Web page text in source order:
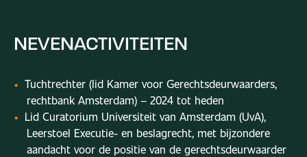
NEVENACTIVITEITEN
Tuchtrechter (lid Kamer voor Gerechtsdeurwaarders,
rechtbank Amsterdam) – 2024 tot heden
Lid Curatorium Universiteit van Amsterdam (UvA),
Leerstoel Executie- en beslagrecht, met bijzondere
aandacht voor de positie van de gerechtsdeurwaarder